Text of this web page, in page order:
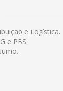
e Logística.
e PBS.